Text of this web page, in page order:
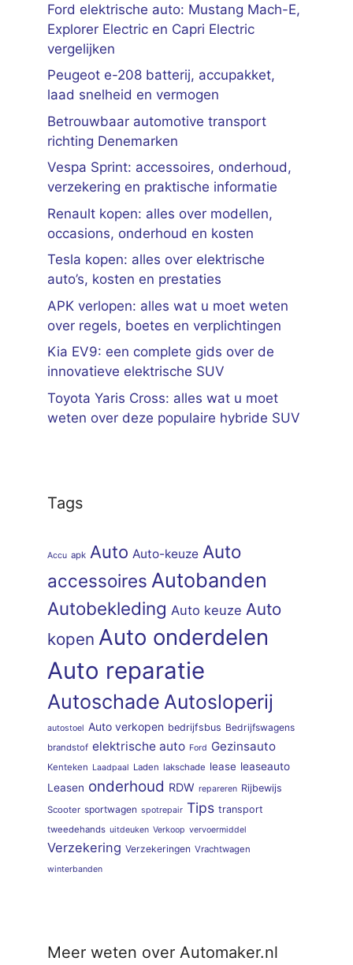
Ford elektrische auto: Mustang Mach-E,
Explorer Electric en Capri Electric
vergelijken
Peugeot e-208 batterij, accupakket,
laad snelheid en vermogen
Betrouwbaar automotive transport
richting Denemarken
Vespa Sprint: accessoires, onderhoud,
verzekering en praktische informatie
Renault kopen: alles over modellen,
occasions, onderhoud en kosten
Tesla kopen: alles over elektrische
auto’s, kosten en prestaties
APK verlopen: alles wat u moet weten
over regels, boetes en verplichtingen
Kia EV9: een complete gids over de
innovatieve elektrische SUV
Toyota Yaris Cross: alles wat u moet
weten over deze populaire hybride SUV
Tags
Accu apk Auto Auto-keuze Auto
accessoires Autobanden
Autobekleding Auto keuze Auto
kopen Auto onderdelen
Auto reparatie
Autoschade Autosloperij
autostoel Auto verkopen bedrijfsbus Bedrijfswagens
brandstof elektrische auto Ford Gezinsauto
Kenteken Laadpaal Laden lakschade lease leaseauto
Leasen onderhoud RDW repareren Rijbewijs
Scooter sportwagen spotrepair Tips transport
tweedehands uitdeuken Verkoop vervoermiddel
Verzekering Verzekeringen Vrachtwagen
winterbanden
Meer weten over Automaker.nl